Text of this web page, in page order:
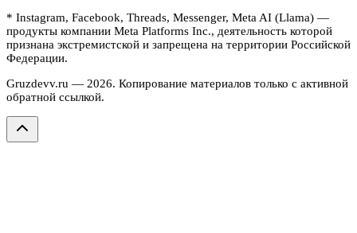
* Instagram, Facebook, Threads, Messenger, Meta AI (Llama) —
продукты компании Meta Platforms Inc., деятельность которой
признана экстремистской и запрещена на территории Российской
Федерации.
Gruzdevv.ru — 2026. Копирование материалов только с активной
обратной ссылкой.